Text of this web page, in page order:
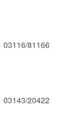
03116/81166
03143/20422